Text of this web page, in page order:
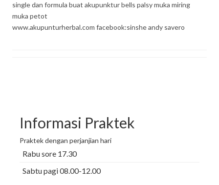
single dan formula buat akupunktur bells palsy muka miring
muka petot
www.akupunturherbal.com facebook:sinshe andy savero
Informasi Praktek
Praktek dengan perjanjian hari
Rabu sore 17.30
Sabtu pagi 08.00-12.00